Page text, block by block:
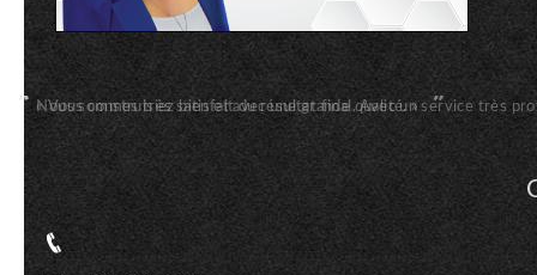
Nous sommes très satisfait du résultat final. Avec un service très